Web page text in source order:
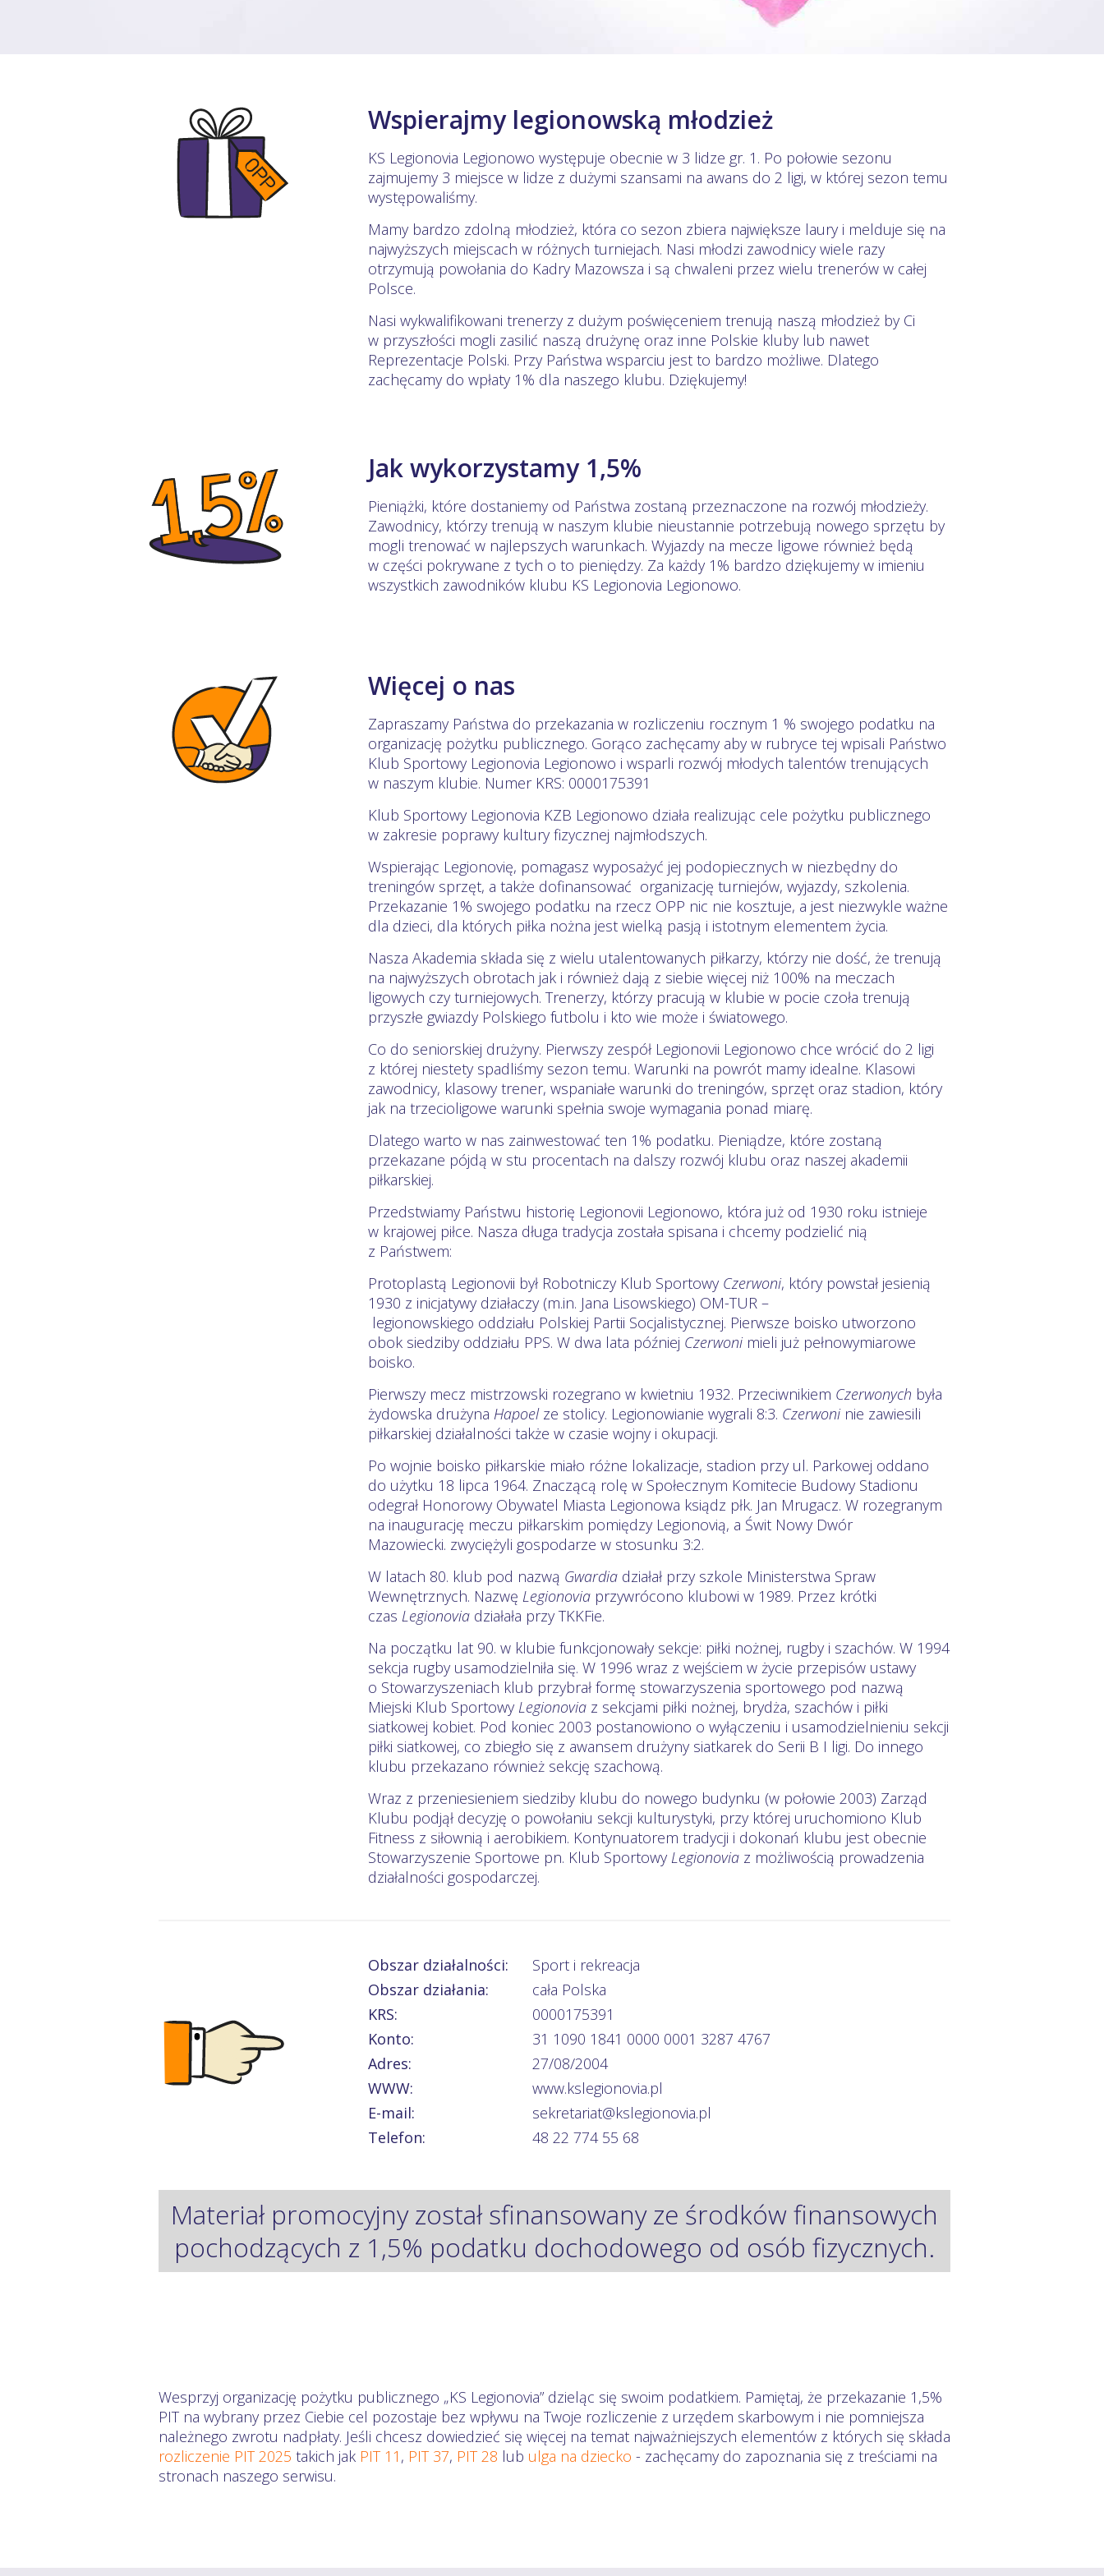
Wspierajmy legionowską młodzież
KS Legionovia Legionowo występuje obecnie w 3 lidze gr. 1. Po połowie sezonu
zajmujemy 3 miejsce w lidze z dużymi szansami na awans do 2 ligi, w której sezon temu
występowaliśmy.
Mamy bardzo zdolną młodzież, która co sezon zbiera największe laury i melduje się na
najwyższych miejscach w różnych turniejach. Nasi młodzi zawodnicy wiele razy
otrzymują powołania do Kadry Mazowsza i są chwaleni przez wielu trenerów w całej
Polsce.
Nasi wykwalifikowani trenerzy z dużym poświęceniem trenują naszą młodzież by Ci
w przyszłości mogli zasilić naszą drużynę oraz inne Polskie kluby lub nawet
Reprezentacje Polski. Przy Państwa wsparciu jest to bardzo możliwe. Dlatego
zachęcamy do wpłaty 1% dla naszego klubu. Dziękujemy!
Jak wykorzystamy 1,5%
Pieniążki, które dostaniemy od Państwa zostaną przeznaczone na rozwój młodzieży.
Zawodnicy, którzy trenują w naszym klubie nieustannie potrzebują nowego sprzętu by
mogli trenować w najlepszych warunkach. Wyjazdy na mecze ligowe również będą
w części pokrywane z tych o to pieniędzy. Za każdy 1% bardzo dziękujemy w imieniu
wszystkich zawodników klubu KS Legionovia Legionowo.
Więcej o nas
Zapraszamy Państwa do przekazania w rozliczeniu rocznym 1 % swojego podatku na
organizację pożytku publicznego. Gorąco zachęcamy aby w rubryce tej wpisali Państwo
Klub Sportowy Legionovia Legionowo i wsparli rozwój młodych talentów trenujących
w naszym klubie. Numer KRS: 0000175391
Klub Sportowy Legionovia KZB Legionowo działa realizując cele pożytku publicznego
w zakresie poprawy kultury fizycznej najmłodszych.
Wspierając Legionovię, pomagasz wyposażyć jej podopiecznych w niezbędny do
treningów sprzęt, a także dofinansować organizację turniejów, wyjazdy, szkolenia.
Przekazanie 1% swojego podatku na rzecz OPP nic nie kosztuje, a jest niezwykle ważne
dla dzieci, dla których piłka nożna jest wielką pasją i istotnym elementem życia.
Nasza Akademia składa się z wielu utalentowanych piłkarzy, którzy nie dość, że trenują
na najwyższych obrotach jak i również dają z siebie więcej niż 100% na meczach
ligowych czy turniejowych. Trenerzy, którzy pracują w klubie w pocie czoła trenują
przyszłe gwiazdy Polskiego futbolu i kto wie może i światowego.
Co do seniorskiej drużyny. Pierwszy zespół Legionovii Legionowo chce wrócić do 2 ligi
z której niestety spadliśmy sezon temu. Warunki na powrót mamy idealne. Klasowi
zawodnicy, klasowy trener, wspaniałe warunki do treningów, sprzęt oraz stadion, który
jak na trzecioligowe warunki spełnia swoje wymagania ponad miarę.
Dlatego warto w nas zainwestować ten 1% podatku. Pieniądze, które zostaną
przekazane pójdą w stu procentach na dalszy rozwój klubu oraz naszej akademii
piłkarskiej.
Przedstwiamy Państwu historię Legionovii Legionowo, która już od 1930 roku istnieje
w krajowej piłce. Nasza długa tradycja została spisana i chcemy podzielić nią
z Państwem:
Protoplastą Legionovii był Robotniczy Klub Sportowy Czerwoni, który powstał jesienią
1930 z inicjatywy działaczy (m.in. Jana Lisowskiego) OM-TUR –
legionowskiego oddziału Polskiej Partii Socjalistycznej. Pierwsze boisko utworzono
obok siedziby oddziału PPS. W dwa lata później Czerwonimieli już pełnowymiarowe
boisko.
Pierwszy mecz mistrzowski rozegrano w kwietniu 1932. Przeciwnikiem Czerwonych była
żydowska drużyna Hapoelze stolicy. Legionowianie wygrali 8:3. Czerwoninie zawiesili
piłkarskiej działalności także w czasie wojny i okupacji.
Po wojnie boisko piłkarskie miało różne lokalizacje, stadion przy ul. Parkowej oddano
do użytku 18 lipca 1964. Znaczącą rolę w Społecznym Komitecie Budowy Stadionu
odegrał Honorowy Obywatel Miasta Legionowa ksiądz płk. Jan Mrugacz. W rozegranym
na inaugurację meczu piłkarskim pomiędzy Legionovią, a Świt Nowy Dwór
Mazowiecki. zwyciężyli gospodarze w stosunku 3:2.
W latach 80. klub pod nazwą Gwardiadziałał przy szkole Ministerstwa Spraw
Wewnętrznych. Nazwę Legionoviaprzywrócono klubowi w 1989. Przez krótki
czas Legionoviadziałała przy TKKFie.
Na początku lat 90. w klubie funkcjonowały sekcje: piłki nożnej, rugby i szachów. W 1994
sekcja rugby usamodzielniła się. W 1996 wraz z wejściem w życie przepisów ustawy
o Stowarzyszeniach klub przybrał formę stowarzyszenia sportowego pod nazwą
Miejski Klub Sportowy Legionoviaz sekcjami piłki nożnej, brydża, szachów i piłki
siatkowej kobiet. Pod koniec 2003 postanowiono o wyłączeniu i usamodzielnieniu sekcji
piłki siatkowej, co zbiegło się z awansem drużyny siatkarek do Serii B I ligi. Do innego
klubu przekazano również sekcję szachową.
Wraz z przeniesieniem siedziby klubu do nowego budynku (w połowie 2003) Zarząd
Klubu podjął decyzję o powołaniu sekcji kulturystyki, przy której uruchomiono Klub
Fitness z siłownią i aerobikiem. Kontynuatorem tradycji i dokonań klubu jest obecnie
Stowarzyszenie Sportowe pn. Klub Sportowy Legionoviaz możliwością prowadzenia
działalności gospodarczej.
Obszar działalności:
Sport i rekreacja
Obszar działania:
cała Polska
KRS:
0000175391
Konto:
31 1090 1841 0000 0001 3287 4767
Adres:
27/08/2004
WWW:
www.kslegionovia.pl
E-mail:
sekretariat@kslegionovia.pl
Telefon:
48 22 774 55 68
Materiał promocyjny został sfinansowany ze środków finansowych
pochodzących z 1,5% podatku dochodowego od osób fizycznych.
Wesprzyj organizację pożytku publicznego „KS Legionovia” dzieląc się swoim podatkiem. Pamiętaj, że przekazanie 1,5%
PIT na wybrany przez Ciebie cel pozostaje bez wpływu na Twoje rozliczenie z urzędem skarbowym i nie pomniejsza
należnego zwrotu nadpłaty. Jeśli chcesz dowiedzieć się więcej na temat najważniejszych elementów z których się składa
rozliczenie PIT 2025 takich jak PIT 11 , PIT 37, PIT 28 lub ulga na dziecko - zachęcamy do zapoznania się z treściami na
stronach naszego serwisu.